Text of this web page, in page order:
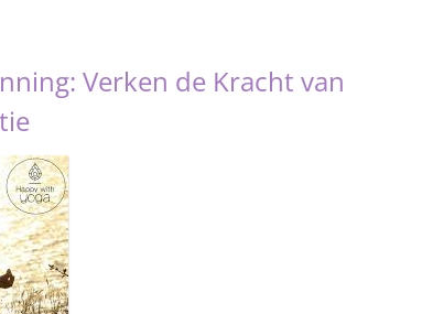
Verken de Kracht van